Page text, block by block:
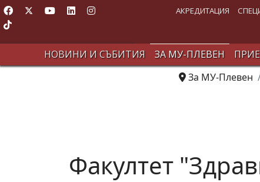
АКРЕДИТАЦИЯ
НОВИНИ И СЪБИТИЯ ЗА МУ-ПЛЕВЕН
За МУ-Плевен
Факултет